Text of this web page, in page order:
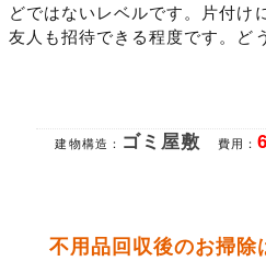
どではないレベルです。片付け
友人も招待できる程度です。ど
建物構造： ゴミ屋敷 費用：
不用品回収後のお掃除